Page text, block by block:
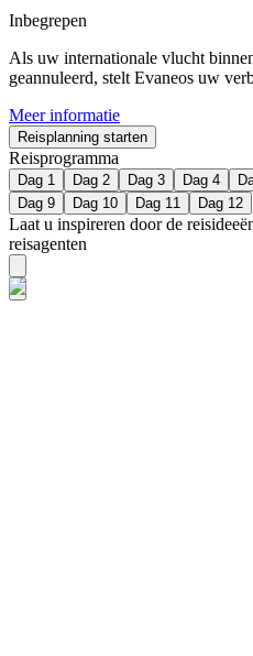
Inbegrepen
Als uw internationale vlucht
geannuleerd, stelt Evaneos uw
Meer informatie
Reisplanning starten
Reisprogramma
Dag 1 Dag 2 Dag 3 Dag 4
Dag 9
Dag 10 Dag 11 Dag 12
Laat u inspireren door de
reisagenten